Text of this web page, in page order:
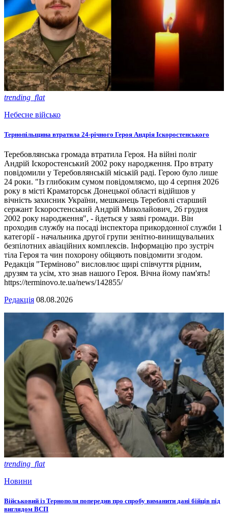
trending_flat
Небесне військо
Тернопільщина втратила 24-річного Героя Андрія Іскоростенського
Теребовлянська громада втратила Героя. На війні поліг
Андрій Іскоростенський 2002 року народження. Про втрату
повідомили у Теребовлянській міській раді. Герою було лише
24 роки. "Із глибоким сумом повідомляємо, що 4 серпня 2026
року в місті Краматорськ Донецької області відійшов у
вічність захисник України, мешканець Теребовлі старший
сержант Іскоростенський Андрій Миколайович, 26 грудня
2002 року народження", - йдеться у заяві громади. Він
проходив службу на посаді інспектора прикордонної служби 1
категорії - начальника другої групи зенітно-винищувальних
безпілотних авіаційних комплексів. Інформацію про зустріч
тіла Героя та чин похорону обіцяють повідомити згодом.
Редакція "Терміново" висловлює щирі співчуття рідним,
друзям та усім, хто знав нашого Героя. Вічна йому пам'ять!
https://terminovo.te.ua/news/142855/
Редакція 08.08.2026
trending_flat
Новини
Військовий із Тернополя попередив про спробу виманити дані бійців під
виглядом ВСП